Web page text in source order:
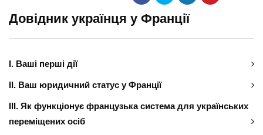
Довідник українця у Франції
І. Ваші перші дії
ІІ. Ваш юридичний статус у Франції
ІІІ. Як функціонує французька система для українських
переміщених осіб